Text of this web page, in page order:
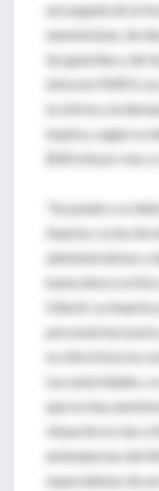
encargada de la
anestesistas, de
las guardias y de
informó PERFIL
la oferta y la
implica, según se
$ 80 mil por mes o
“Se puede y se
Aaarba. La ley de
administrativas y
hasta ahora se
Gilardi. La
personal
no efectiviza los
Las autoridades,
que no hay
situación es tan
ambulancias del
especialistas de